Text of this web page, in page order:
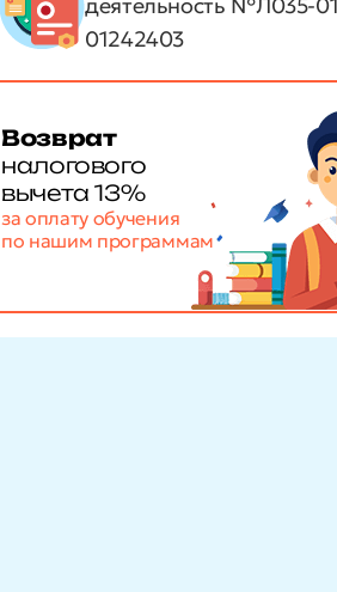
01242403
Возврат
налогового
вычета 13%
за оплату обучения
по нашим программам